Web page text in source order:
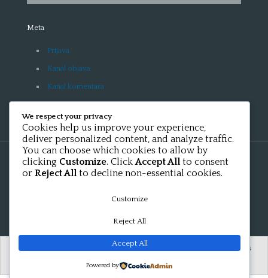
Meta
Prijava
Kanal objava
Kanal komentara
WordPress.org
© 2018 FLOATINN B&B AND SAILING IN GENEVA. Tous
droits réservés.
We respect your privacy
Cookies help us improve your experience,
deliver personalized content, and analyze traffic.
You can choose which cookies to allow by
clicking Customize. ClickAccept All to consent
or Reject All to decline non-essential cookies.
Customize
Reject All
Accept All
Powered by
Français Italiano English
Nederlands
Русский 简体中文